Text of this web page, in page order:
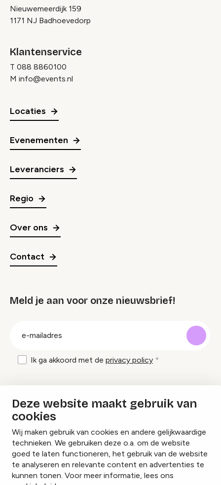
Deze website maakt gebruik van
cookies
Wij maken gebruik van cookies en andere gelijkwaardige
technieken. We gebruiken deze o.a. om de website
goed te laten functioneren, het gebruik van de website
te analyseren en relevante content en advertenties te
kunnen tonen. Voor meer informatie, lees ons
Nieuwemeerdijk 159
1171 NJ Badhoevedorp
Klantenservice
T 088 8860100
M info@events.nl
Locaties
Evenementen
Leveranciers
Regio
Over ons
Contact
Meld je aan voor onze nieuwsbrief!
Ik ga akkoord met de privacy policy
Inspiratie en tips om evenementen te
organiseren?
Lees onze inspiratieblogs